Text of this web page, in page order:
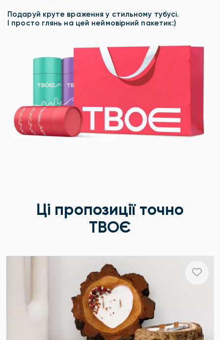
Подаруй круте враження у стильному тубусі.
І просто глянь на цей неймовірний пакетик:)
Ці пропозиції точно
ТВОЄ